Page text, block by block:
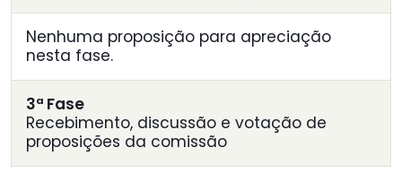
Nenhuma proposição para apreciação
nesta fase.
3ª Fase
Recebimento, discussão e votação de
proposições da comissão